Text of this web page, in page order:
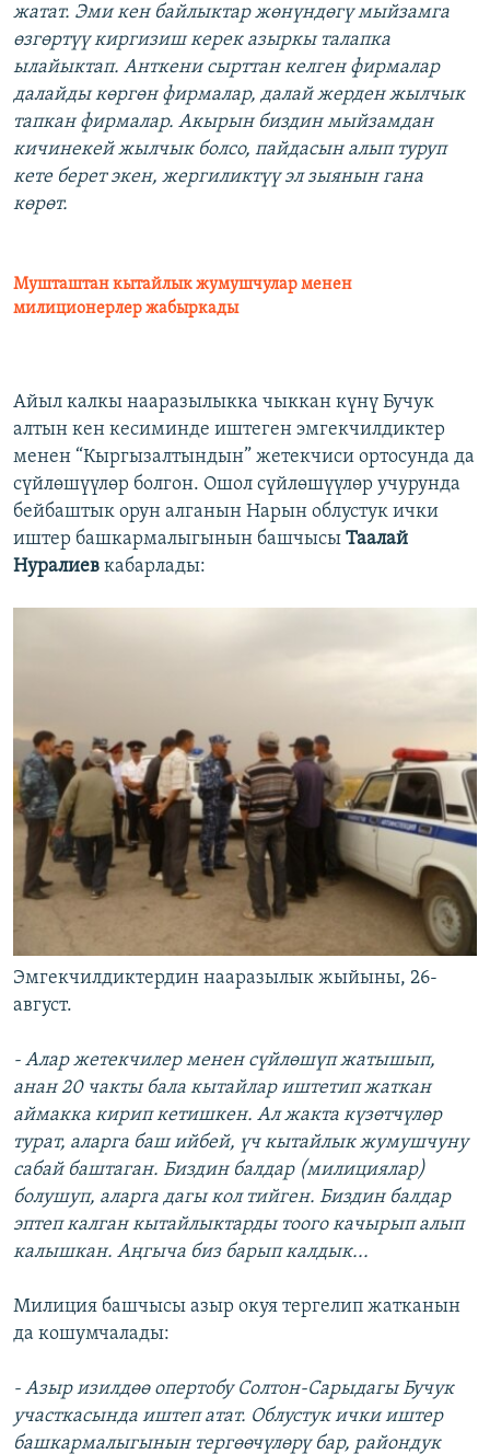
жатат. Эми кен байлыктар жөнүндөгү мыйзамга
өзгөртүү киргизиш керек азыркы талапка
ылайыктап. Анткени сырттан келген фирмалар
далайды көргөн фирмалар, далай жерден жылчык
тапкан фирмалар. Акырын биздин мыйзамдан
кичинекей жылчык болсо, пайдасын алып туруп
кете берет экен, жергиликтүү эл зыянын гана
көрөт.
Мушташтан кытайлык жумушчулар менен
милиционерлер жабыркады
Айыл калкы нааразылыкка чыккан күнү Бучук
алтын кен кесиминде иштеген эмгекчилдиктер
менен “Кыргызалтындын” жетекчиси ортосунда да
сүйлөшүүлөр болгон. Ошол сүйлөшүүлөр учурунда
бейбаштык орун алганын Нарын облустук ички
иштер башкармалыгынын башчысы Таалай
Нуралиев кабарлады:
Эмгекчилдиктердин нааразылык жыйыны, 26-
август.
- Алар жетекчилер менен сүйлөшүп жатышып,
анан 20 чакты бала кытайлар иштетип жаткан
аймакка кирип кетишкен. Ал жакта күзөтчүлөр
турат, аларга баш ийбей, үч кытайлык жумушчуну
сабай баштаган. Биздин балдар (милициялар)
болушуп, аларга дагы кол тийген. Биздин балдар
эптеп калган кытайлыктарды тоого качырып алып
калышкан. Аңгыча биз барып калдык...
Милиция башчысы азыр окуя тергелип жатканын
да кошумчалады:
- Азыр изилдөө опертобу Солтон-Сарыдагы Бучук
участкасында иштеп атат. Облустук ички иштер
башкармалыгынын тергөөчүлөрү бар, райондук